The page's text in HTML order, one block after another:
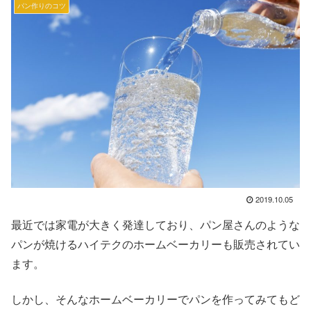
パン作りのコツ
2019.10.05
最近では家電が大きく発達しており、パン屋さんのような
パンが焼けるハイテクのホームベーカリーも販売されてい
ます。
しかし、そんなホームベーカリーでパンを作ってみてもど